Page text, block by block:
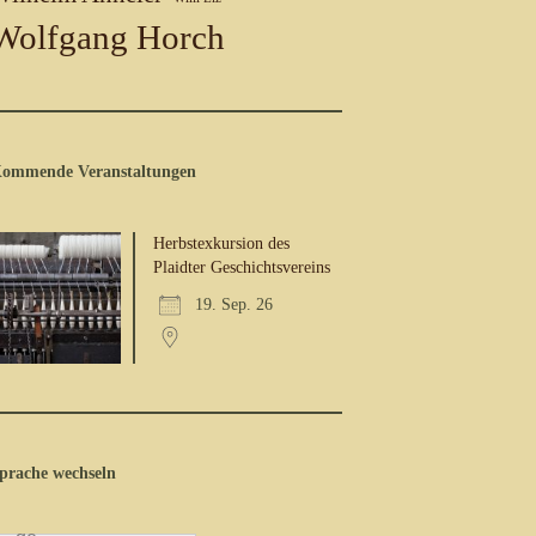
Horch
Veranstaltungen
Herbstexkursion des
Plaidter Geschichtsvereins
19. Sep. 26
wechseln